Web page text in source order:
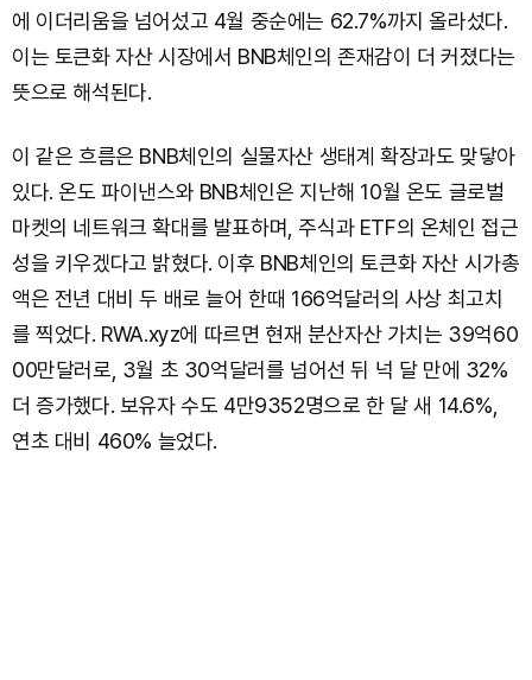
에 이더리움을 넘어섰고 4월 중순에는 62.7%까지 올라섰다.
이는 토큰화 자산 시장에서 BNB체인의 존재감이 더 커졌다는
뜻으로 해석된다.
이 같은 흐름은 BNB체인의 실물자산 생태계 확장과도 맞닿아
있다. 온도 파이낸스와 BNB체인은 지난해 10월 온도 글로벌
마켓의 네트워크 확대를 발표하며, 주식과 ETF의 온체인 접근
성을 키우겠다고 밝혔다. 이후 BNB체인의 토큰화 자산 시가총
액은 전년 대비 두 배로 늘어 한때 166억달러의 사상 최고치
를 찍었다. RWA.xyz에 따르면 현재 분산자산 가치는 39억60
00만달러로, 3월 초 30억달러를 넘어선 뒤 넉 달 만에 32%
더 증가했다. 보유자 수도 4만9352명으로 한 달 새 14.6%,
연초 대비 460% 늘었다.